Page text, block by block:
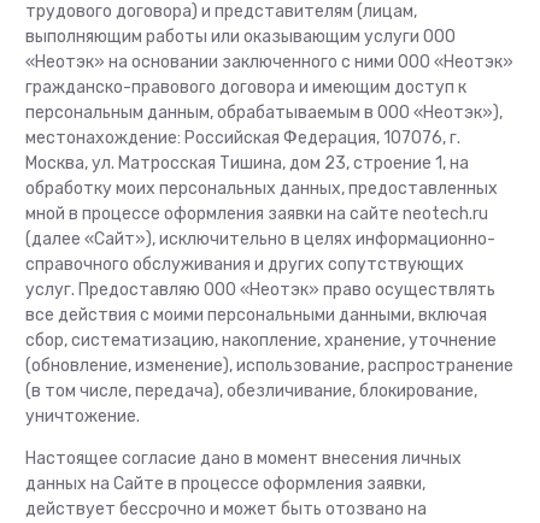
трудового договора) и представителям (лицам,
выполняющим работы или оказывающим услуги ООО
«Неотэк» на основании заключенного с ними ООО «Неотэк»
гражданско-правового договора и имеющим доступ к
персональным данным, обрабатываемым в ООО «Неотэк»),
местонахождение: Российская Федерация, 107076, г.
Москва, ул. Матросская Тишина, дом 23, строение 1, на
обработку моих персональных данных, предоставленных
мной в процессе оформления заявки на сайте neotech.ru
(далее «Сайт»), исключительно в целях информационно-
справочного обслуживания и других сопутствующих
услуг. Предоставляю ООО «Неотэк» право осуществлять
все действия с моими персональными данными, включая
сбор, систематизацию, накопление, хранение, уточнение
(обновление, изменение), использование, распространение
(в том числе, передача), обезличивание, блокирование,
уничтожение.
Настоящее согласие дано в момент внесения личных
данных на Сайте в процессе оформления заявки,
действует бессрочно и может быть отозвано на